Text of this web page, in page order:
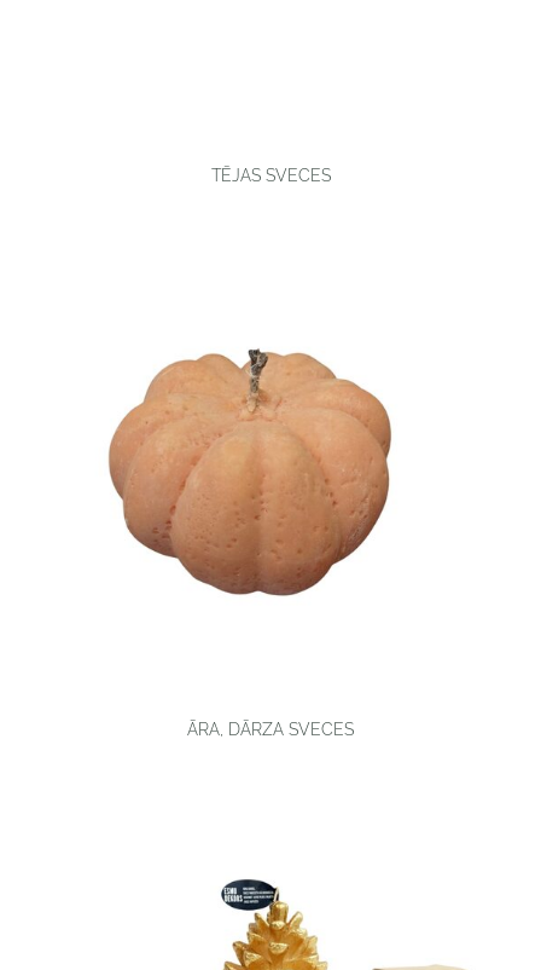
TĒJAS SVECES
ĀRA, DĀRZA SVECES